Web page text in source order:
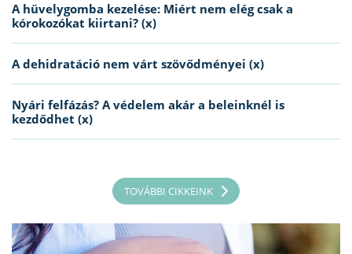
A hüvelygomba kezelése: Miért nem elég csak a
kórokozókat kiirtani? (x)
A dehidratáció nem várt szövődményei (x)
Nyári felfázás? A védelem akár a beleinknél is
kezdődhet (x)
TOVÁBBI CIKKEINK